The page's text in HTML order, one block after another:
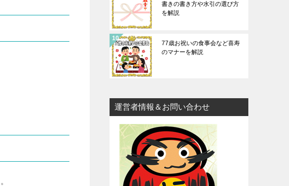
。
書きの書き方や水引の選び方
を解説
77歳お祝いの食事会など喜寿
のマナーを解説
運営者情報＆お問い合わせ